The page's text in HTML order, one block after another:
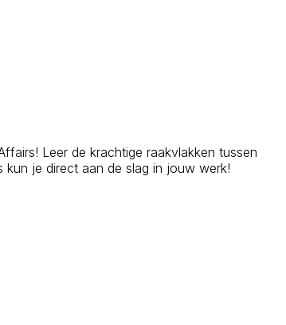
Leer de krachtige raakvlakken tussen
je direct aan de slag in jouw werk!